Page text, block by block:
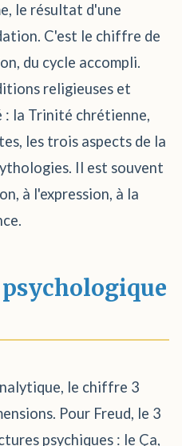
le résultat d'une
C'est le chiffre de
du cycle accompli.
religieuses et
: la Trinité chrétienne,
les trois aspects de la
Il est souvent
à l'expression, à la
le chiffre 3
Pour Freud, le 3
psychiques : le Ça,